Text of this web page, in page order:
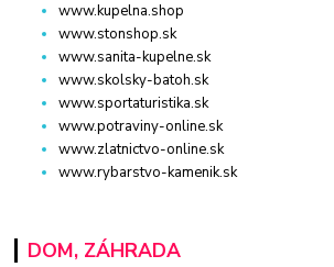
www.kupelna.shop
www.stonshop.sk
www.sanita-kupelne.sk
www.skolsky-batoh.sk
www.sportaturistika.sk
www.potraviny-online.sk
www.zlatnictvo-online.sk
www.rybarstvo-kamenik.sk
DOM, ZÁHRADA